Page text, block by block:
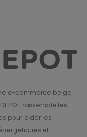
e-commerce belge
rassemble les
pour aider les
et